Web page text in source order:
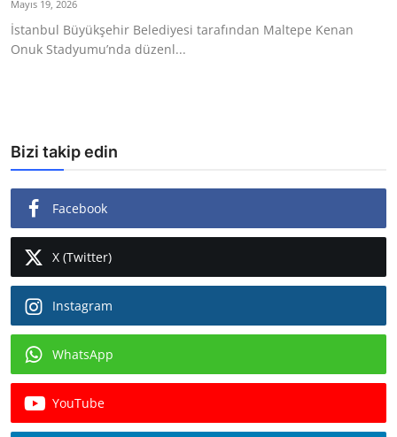
Özel Haber
TBMM Haberleri
Belediye
Sağlık
SON DAKİKA
Asayiş
Köşe Yazısı
Dernek
Mayıs 19, 2026
İstanbul Büyükşehir Belediyesi tarafından Maltepe Kenan
Onuk Stadyumu’nda düzenl...
Bizi takip edin
Facebook
X (Twitter)
Instagram
WhatsApp
YouTube